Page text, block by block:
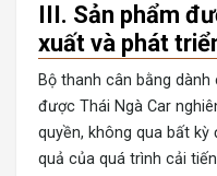
III. Sản phẩm
xuất và phát
Bộ thanh cân bằng dành
được Thái Ngà Car
quyền, không qua bất
quả của quá trình cải